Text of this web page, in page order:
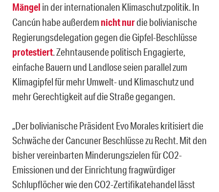
Mängel in der internationalen Klimaschutzpolitik. In
Cancún habe außerdem nicht nurdie bolivianische
Regierungsdelegation gegen die Gipfel-Beschlüsse
protestiert. Zehntausende politisch Engagierte,
einfache Bauern und Landlose seien parallel zum
Klimagipfel für mehr Umwelt- und Klimaschutz und
mehr Gerechtigkeit auf die Straße gegangen.
„Der bolivianische Präsident Evo Morales kritisiert die
Schwäche der Cancuner Beschlüsse zu Recht. Mit den
bisher vereinbarten Minderungszielen für CO2-
Emissionen und der Einrichtung fragwürdiger
Schlupflöcher wie den CO2-Zertifikatehandel lässt